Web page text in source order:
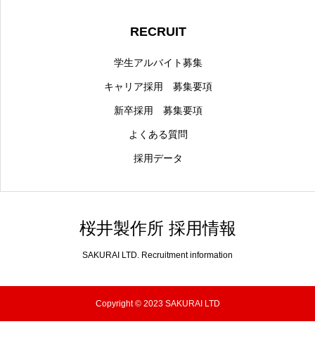
RECRUIT
学生アルバイト募集
キャリア採用 募集要項
新卒採用 募集要項
よくある質問
採用データ
桜井製作所 採用情報
SAKURAI LTD. Recruitment information
Copyright © 2023 SAKURAI LTD